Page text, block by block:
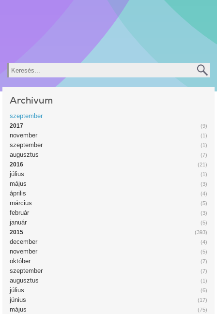
Keresés
Archívum
szeptember
(9)
2017
(1)
november
(1)
szeptember
(7)
augusztus
(21)
2016
(1)
július
(3)
május
(4)
április
(5)
március
(3)
február
(5)
január
(393)
2015
(4)
december
(5)
november
(7)
október
(7)
szeptember
(1)
augusztus
(6)
július
(17)
június
(75)
május